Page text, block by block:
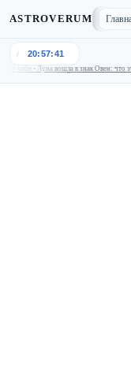
ASTROVERUM
/ 20:57:41
• Луна вошла в знак Овен: что
Луна вошла в знак Телец: что это